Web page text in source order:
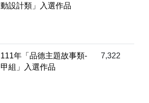
動設計類」入選作品
111年「品德主題故事類-
甲組」入選作品
7,322